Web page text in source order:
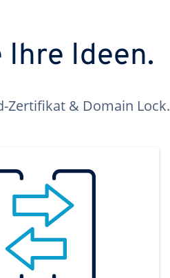
Ihre Ideen.
Zertifikat & Domain Lock.